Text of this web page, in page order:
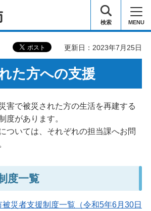
検索 MENU
更新日：2023年7月25日
た方への支援
害で被災された方の生活を再建する
度があります。
ついては、それぞれの担当課へお問
度一覧
被災者支援制度一覧（令和5年6月30日